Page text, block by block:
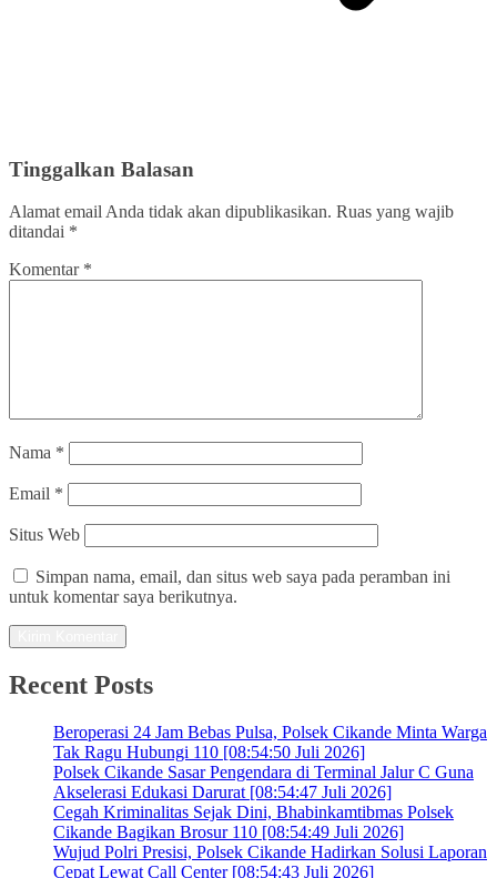
Tinggalkan Balasan
Alamat email Anda tidak akan dipublikasikan. Ruas yang wajib
ditandai *
Komentar *
Nama *
Email *
Situs Web
Simpan nama, email, dan situs web saya pada peramban ini
untuk komentar saya berikutnya.
Recent Posts
Beroperasi 24 Jam Bebas Pulsa, Polsek Cikande Minta Warga
Tak Ragu Hubungi 110 [08:54:50 Juli 2026]
Polsek Cikande Sasar Pengendara di Terminal Jalur C Guna
Akselerasi Edukasi Darurat [08:54:47 Juli 2026]
Cegah Kriminalitas Sejak Dini, Bhabinkamtibmas Polsek
Cikande Bagikan Brosur 110 [08:54:49 Juli 2026]
Wujud Polri Presisi, Polsek Cikande Hadirkan Solusi Laporan
Cepat Lewat Call Center [08:54:43 Juli 2026]